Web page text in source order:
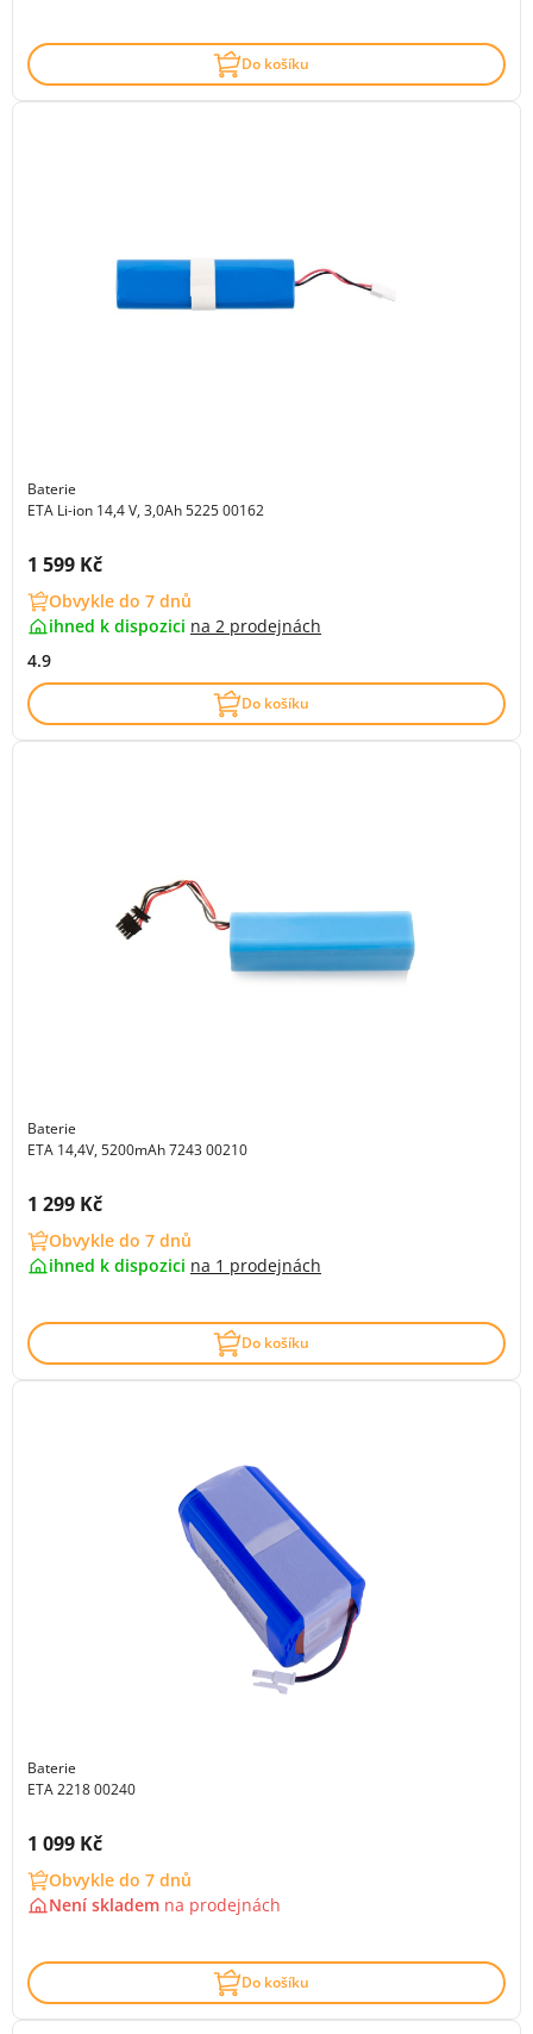
Do košíku
Baterie
ETA Li-ion 14,4 V, 3,0Ah 5225 00162
Cena s DPH:
1 599 Kč
Obvykle do 7 dnů
ihned k dispozici na 2 prodejnách
4.9
Do košíku
Baterie
ETA 14,4V, 5200mAh 7243 00210
Cena s DPH:
1 299 Kč
Obvykle do 7 dnů
ihned k dispozici na 1 prodejnách
Do košíku
Baterie
ETA 2218 00240
Cena s DPH:
1 099 Kč
Obvykle do 7 dnů
Není skladem na prodejnách
Do košíku